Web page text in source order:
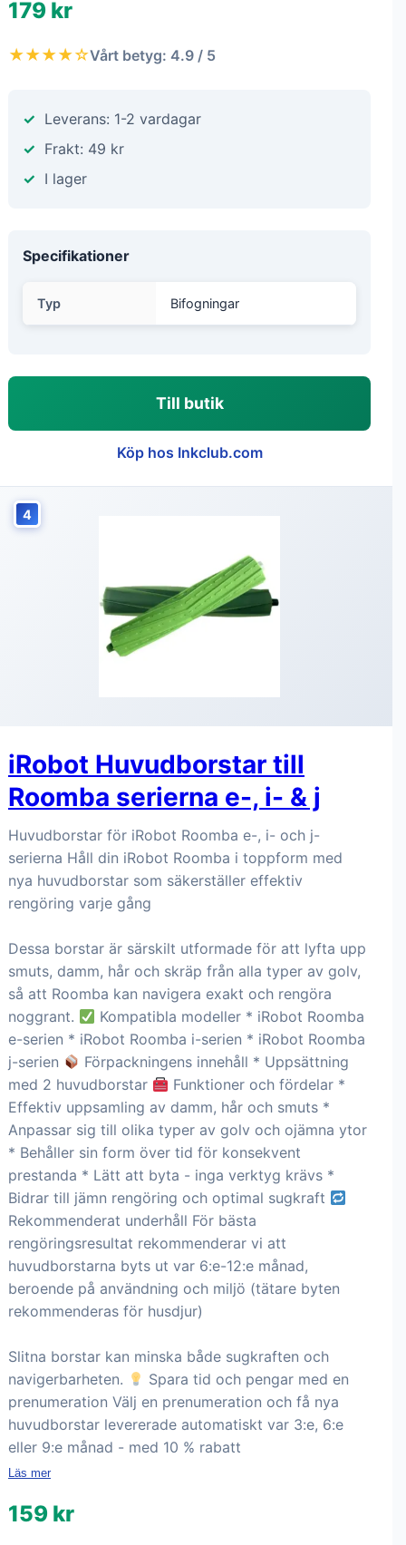
179 kr
★★★★☆Vårt betyg: 4.9 / 5
Leverans: 1-2 vardagar
Frakt: 49 kr
I lager
Specifikationer
Typ Bifogningar
Till butik
Köp hos Inkclub.com
4
iRobot Huvudborstar till
Roomba serierna e-, i- & j
Huvudborstar för iRobot Roomba e-, i- och j-
serierna Håll din iRobot Roomba i toppform med
nya huvudborstar som säkerställer effektiv
rengöring varje gång
Dessa borstar är särskilt utformade för att lyfta upp
smuts, damm, hår och skräp från alla typer av golv,
så att Roomba kan navigera exakt och rengöra
noggrant.
Kompatibla modeller * iRobot Roomba
e-serien * iRobot Roomba i-serien * iRobot Roomba
j-serien
Förpackningens innehåll * Uppsättning
med 2 huvudborstar
Funktioner och fördelar *
Effektiv uppsamling av damm, hår och smuts *
Anpassar sig till olika typer av golv och ojämna ytor
* Behåller sin form över tid för konsekvent
prestanda * Lätt att byta - inga verktyg krävs *
Bidrar till jämn rengöring och optimal sugkraft
Rekommenderat underhåll För bästa
rengöringsresultat rekommenderar vi att
huvudborstarna byts ut var 6:e-12:e månad,
beroende på användning och miljö (tätare byten
rekommenderas för husdjur)
Slitna borstar kan minska både sugkraften och
navigerbarheten.
Spara tid och pengar med en
prenumeration Välj en prenumeration och få nya
huvudborstar levererade automatiskt var 3:e, 6:e
eller 9:e månad - med 10 % rabatt
Läs mer
159 kr